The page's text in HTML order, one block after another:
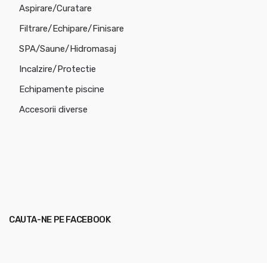
Aspirare/Curatare
Filtrare/Echipare/Finisare
SPA/Saune/Hidromasaj
Incalzire/Protectie
Echipamente piscine
Accesorii diverse
CAUTA-NE PE FACEBOOK